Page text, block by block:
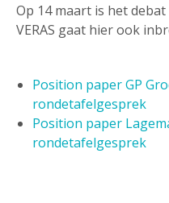
Op 14 maart is het
VERAS gaat hier ook
Position paper GP
rondetafelgesprek
Position paper
rondetafelgesprek